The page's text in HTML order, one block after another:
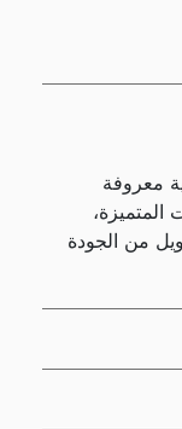
معروفة
المتميزة،
من الجودة